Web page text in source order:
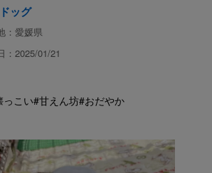
す。人懐っこく抱っこが大好きな
す。
ッグ
：愛媛県
：2025/01/21
っこい#甘えん坊#おだやか